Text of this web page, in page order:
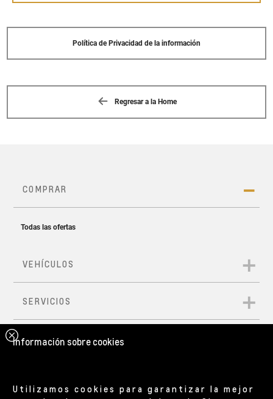
Política de Privacidad de la información
Regresar a la Home
Información sobre cookies
Utilizamos cookies para garantizar la mejor